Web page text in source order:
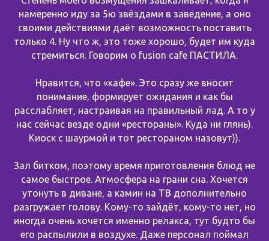
намеренно иду за 5ю звёздами в заведение, а оно
своими действиями даёт возможность поставить
только 4. Ну что ж, это тоже хорошо, будет им куда
стремиться. Говорим о fusion cafe ПАСТИЛА.
Нравится, что «кафе». Это сразу же вносит
понимание, формирует ожидания и как бы
расслабляет, настраивая на правильный лад. А то у
нас сейчас везде одни «рестораны». Куда ни глянь).
Киоск с шаурмой и тот рестораном назовут)).
Зал битком, поэтому время приготовления блюд не
самое быстрое. Атмосфера на грани сна. Хочется
утонуть в диване, а камин на ТВ дополнительно
разгружает голову. Кому-то зайдёт, кому-то нет, но
иногда очень хочется именно релакса, тут будто бы
его распылили в воздухе. Даже персонал поймал